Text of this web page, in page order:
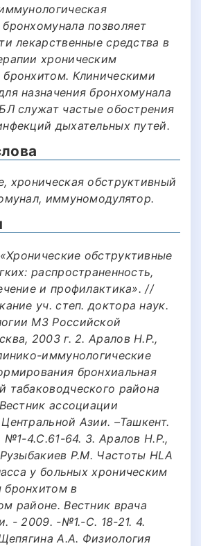
позволяет
лекарственные средства в
хроническим
Клиническими
назначения бронхомунала
служат частые обострения
дыхательных путей.
хроническая обструктивный
иммуномодулятор.
обструктивные
распространенность,
и профилактика». //
уч. степ. доктора наук.
МЗ Российской
2003 г. 2. Аралов Н.Р.,
иммунологические
бронхиальная
табаководческого района
ассоциации
Азии. –Ташкент.
№1-4.С.61-64. 3. Аралов Н.Р.,
P.M. Частоты HLA
у больных хроническим
бронхитом в
районе. Вестник врача
- 2009. -№1.-С. 18-21. 4.
А.А. Физиология